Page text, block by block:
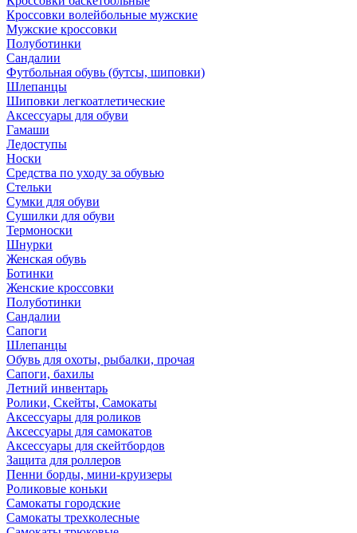
Кроссовки волейбольные мужские
Мужские кроссовки
Полуботинки
Сандалии
Футбольная обувь (бутсы, шиповки)
Шлепанцы
Шиповки легкоатлетические
Аксессуары для обуви
Гамаши
Ледоступы
Носки
Средства по уходу за обувью
Стельки
Сумки для обуви
Сушилки для обуви
Термоноски
Шнурки
Женская обувь
Ботинки
Женские кроссовки
Полуботинки
Сандалии
Сапоги
Шлепанцы
Обувь для охоты, рыбалки, прочая
Сапоги, бахилы
Летний инвентарь
Ролики, Скейты, Самокаты
Аксессуары для роликов
Аксессуары для самокатов
Аксессуары для скейтбордов
Защита для роллеров
Пенни борды, мини-круизеры
Роликовые коньки
Самокаты городские
Самокаты трехколесные